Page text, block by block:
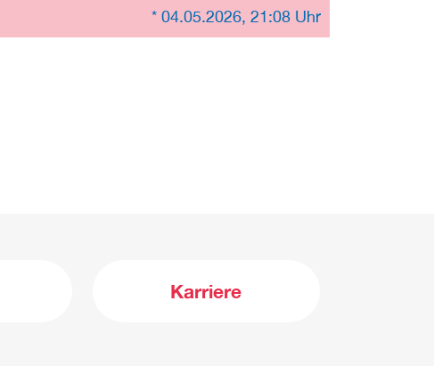
* 04.05.2026, 21:08 Uhr
Karriere